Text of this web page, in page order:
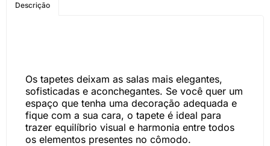
Descrição
Os tapetes deixam as salas mais elegantes,
sofisticadas e aconchegantes. Se você quer um
espaço que tenha uma decoração adequada e
fique com a sua cara, o tapete é ideal para
trazer equilíbrio visual e harmonia entre todos
os elementos presentes no cômodo.